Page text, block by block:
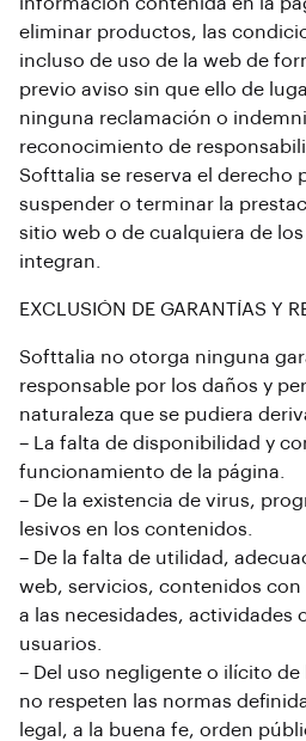
eliminar productos, las
incluso de uso de la web de
previo aviso sin que ello de
ninguna reclamación o
reconocimiento de
Softtalia se reserva el derecho
suspender o terminar la
sitio web o de cualquiera de
integran.
EXCLUSIÓN DE GARANTÍAS Y
Softtalia no otorga ninguna
responsable por los daños y
naturaleza que se pudiera
– La falta de disponibilidad y
funcionamiento de la página.
– De la existencia de virus,
lesivos en los contenidos.
– De la falta de utilidad,
web, servicios, contenidos
a las necesidades, actividades
usuarios.
– Del uso negligente o ilícito
no respeten las normas
legal, a la buena fe, orden